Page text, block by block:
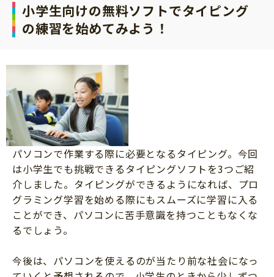
小学生向けの無料ソフトでタイピング
の練習を始めてみよう！
パソコンで作業する際に必要となるタイピング。今回
は小学生でも挑戦できるタイピングソフトを3つご紹
介しました。タイピングができるようになれば、プロ
グラミング学習を始める際にもスムーズに学習に入る
ことができ、パソコンに苦手意識を持つこともなくな
るでしょう。
今後は、パソコンを使えるのが当たり前な社会になっ